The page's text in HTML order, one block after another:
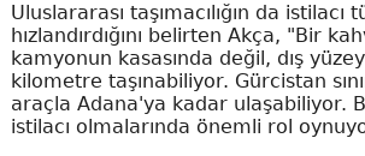
Uluslararası taşımacılığın da istilacı
hızlandırdığını belirten Akça, "Bir
kamyonun kasasında değil, dış
kilometre taşınabiliyor. Gürcistan
araçla Adana'ya kadar ulaşabiliyor.
istilacı olmalarında önemli rol